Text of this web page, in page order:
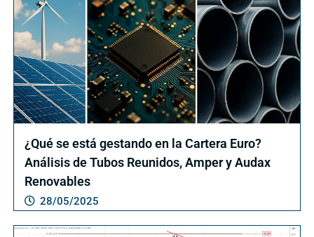
¿Qué se está gestando en la Cartera Euro?
Análisis de Tubos Reunidos, Amper y Audax
Renovables
28/05/2025